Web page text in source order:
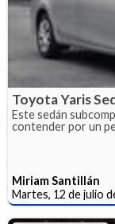
Toyota Yaris
Este sedán
contender por un
Miriam Santillán
Martes, 12 de julio